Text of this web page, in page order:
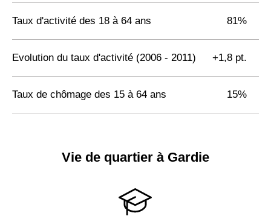
Taux d'activité des 18 à 64 ans 81%
Evolution du taux d'activité (2006 - 2011) +1,8 pt.
Taux de chômage des 15 à 64 ans 15%
Vie de quartier à Gardie